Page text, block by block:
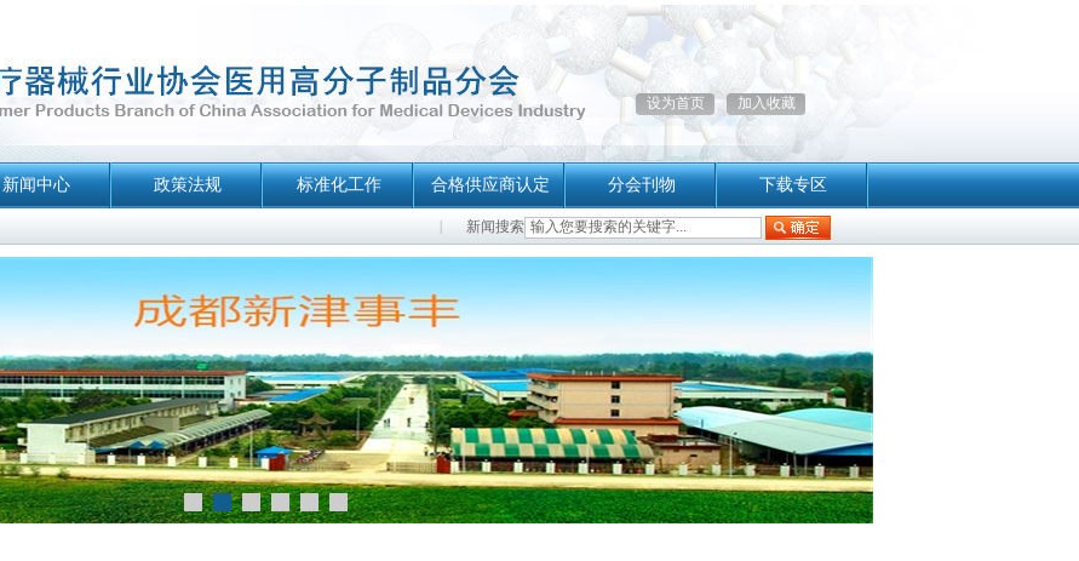
设为首页 加入收藏
新闻搜索
新闻中心 政策法规 标准化工作 合格供应商认定 分会刊物 下载专区